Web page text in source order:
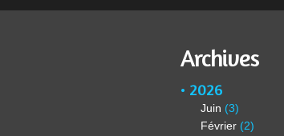
Archives
2026
Juin (3)
Février (2)